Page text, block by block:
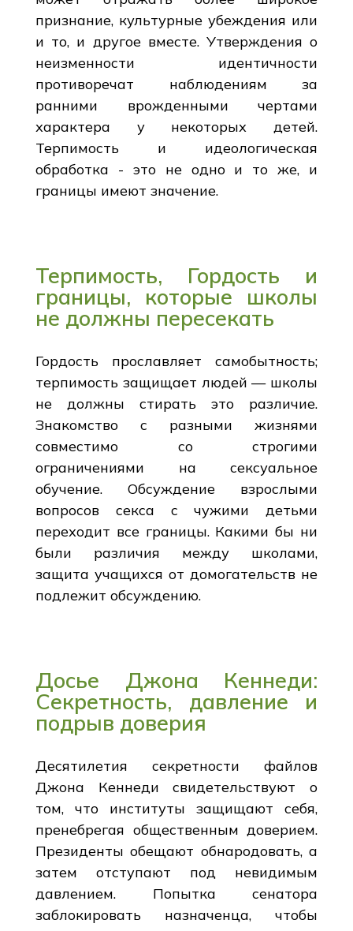
признание, культурные убеждения или
и то, и другое вместе. Утверждения о
неизменности идентичности
противоречат наблюдениям за
ранними врожденными чертами
характера у некоторых детей.
Терпимость и идеологическая
обработка - это не одно и то же, и
границы имеют значение.
Терпимость, Гордость и
границы, которые школы
не должны пересекать
Гордость прославляет самобытность;
терпимость защищает людей — школы
не должны стирать это различие.
Знакомство с разными жизнями
совместимо со строгими
ограничениями на сексуальное
обучение. Обсуждение взрослыми
вопросов секса с чужими детьми
переходит все границы. Какими бы ни
были различия между школами,
защита учащихся от домогательств не
подлежит обсуждению.
Досье Джона Кеннеди:
Секретность, давление и
подрыв доверия
Десятилетия секретности файлов
Джона Кеннеди свидетельствуют о
том, что институты защищают себя,
пренебрегая общественным доверием.
Президенты обещают обнародовать, а
затем отступают под невидимым
давлением. Попытка сенатора
заблокировать назначенца, чтобы